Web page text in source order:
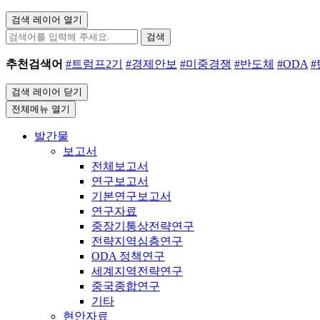
검색 레이어 열기
검색
추천검색어 #트럼프2기 #경제안보 #미중경쟁 #반도체 #ODA #
검색 레이어 닫기
전체메뉴 열기
발간물
보고서
전체보고서
연구보고서
기본연구보고서
연구자료
중장기통상전략연구
전략지역심층연구
ODA 정책연구
세계지역전략연구
중국종합연구
기타
현안자료